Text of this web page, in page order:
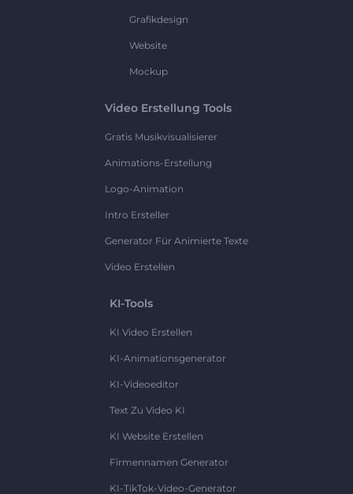
Grafikdesign
Website
Mockup
Video Erstellung Tools
Gratis Musikvisualisierer
Animations-Erstellung
Logo-Animation
Intro Ersteller
Generator Für Animierte Texte
Video Erstellen
KI-Tools
KI Video Erstellen
KI-Animationsgenerator
KI-Videoeditor
Text Zu Video KI
KI Website Erstellen
Firmennamen Generator
KI-TikTok-Video-Generator